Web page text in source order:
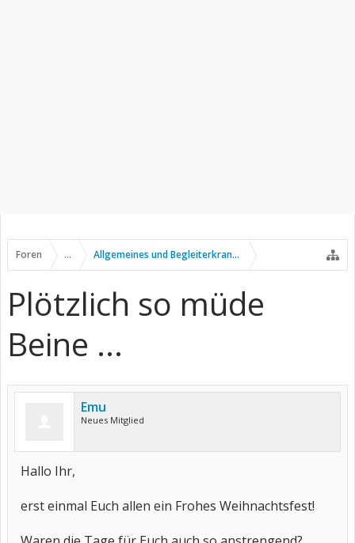
Foren ... Allgemeines und Begleiterkrankungen
Plötzlich so müde
Beine ...
Emu
Neues Mitglied
Hallo Ihr,
erst einmal Euch allen ein Frohes Weihnachtsfest!